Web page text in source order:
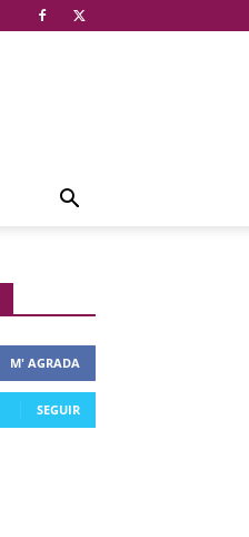
M' AGRADA
SEGUIR